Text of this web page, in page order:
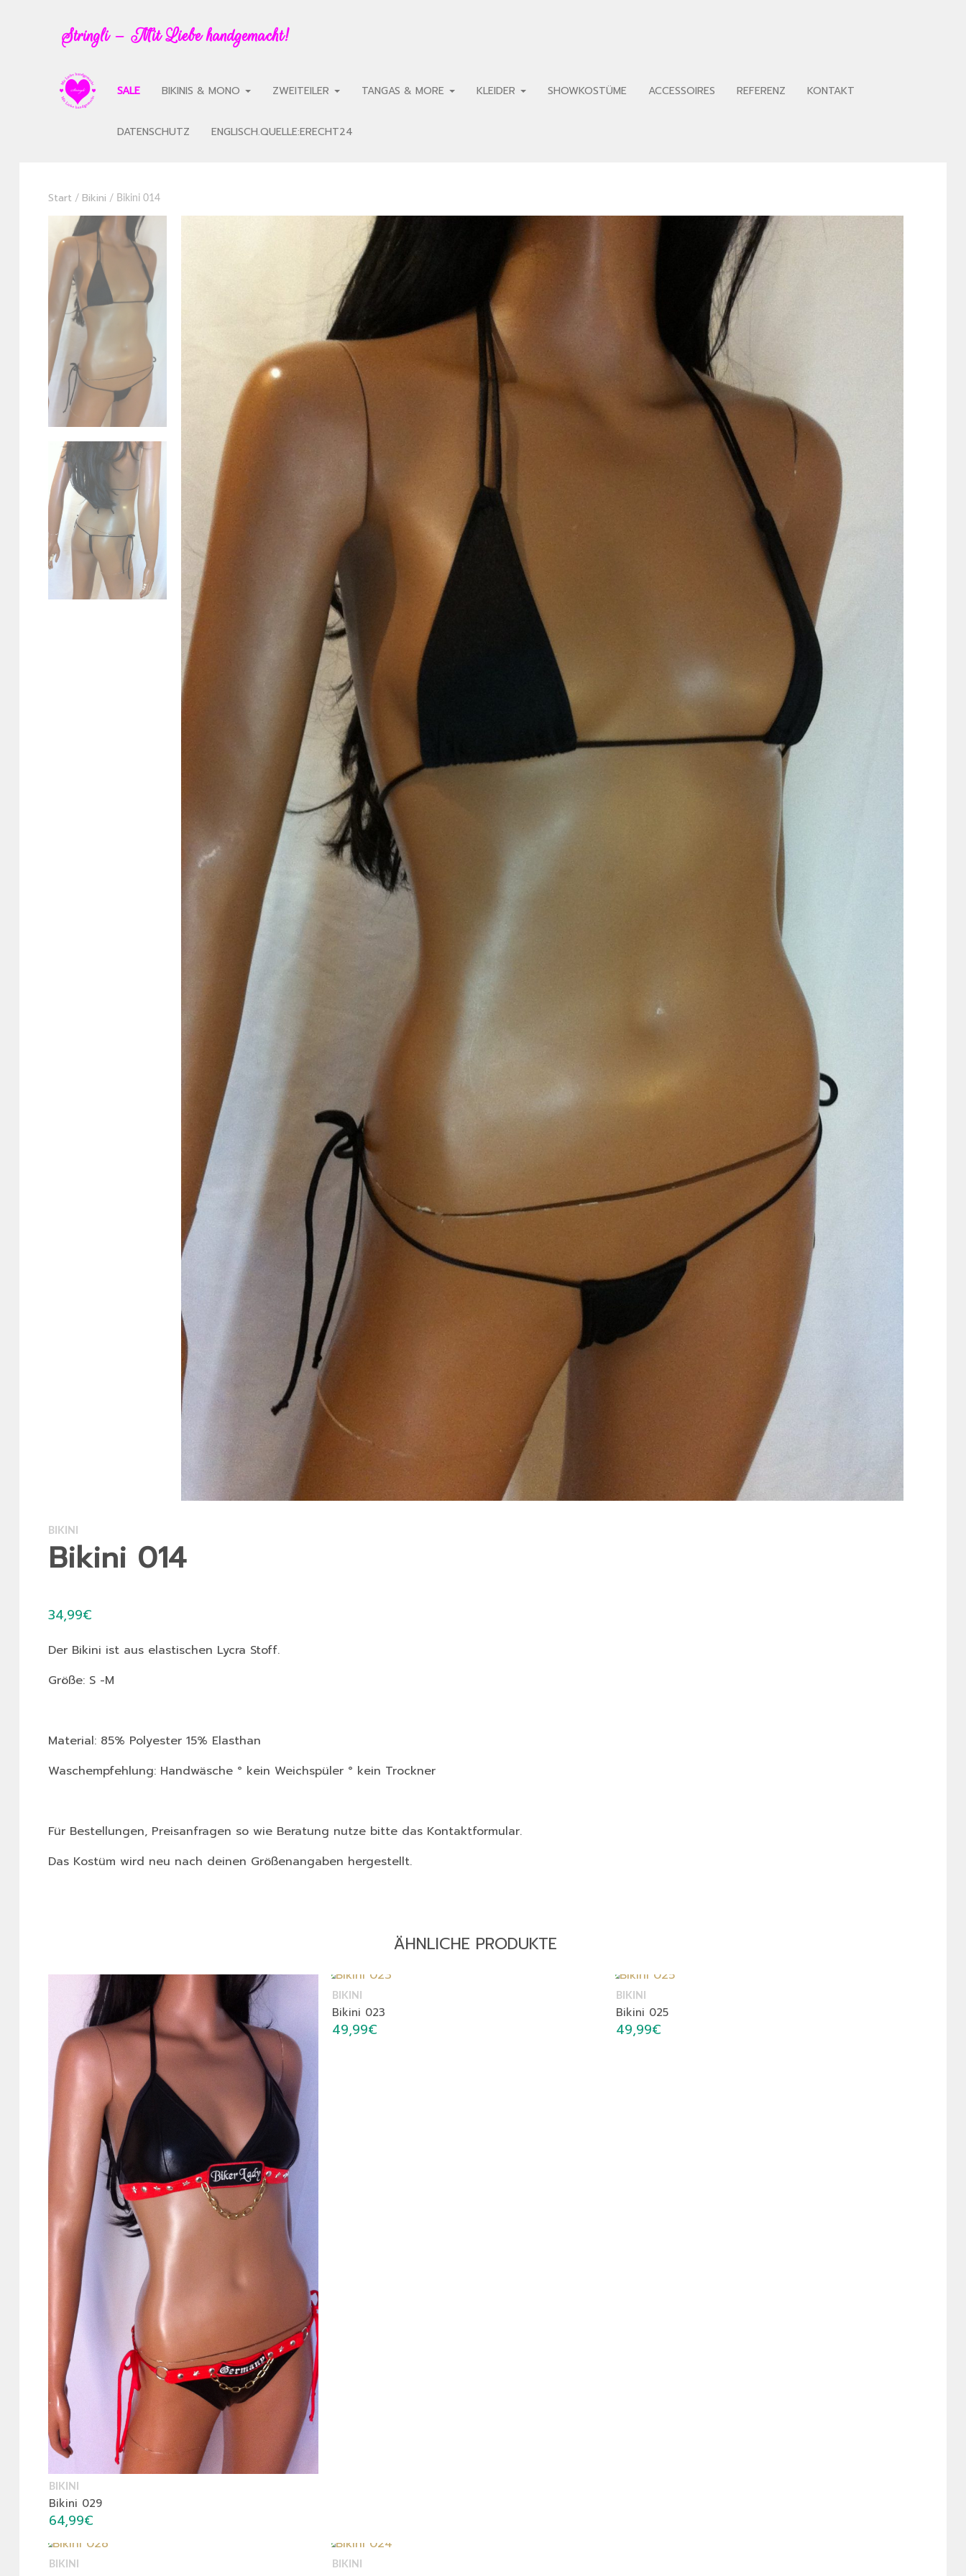
Stringli – Mit Liebe handgemacht!
SALE BIKINIS & MONO ZWEITEILER TANGAS & MORE KLEIDER SHOWKOSTÜME ACCESSOIRES REFERENZ KONTAKT
DATENSCHUTZ ENGLISCH.QUELLE:ERECHT24
Start / Bikini / Bikini 014
BIKINI
Bikini 014
34,99€
Der Bikini ist aus elastischen Lycra Stoff.
Größe: S -M
Material: 85% Polyester 15% Elasthan
Waschempfehlung: Handwäsche ° kein Weichspüler ° kein Trockner
Für Bestellungen, Preisanfragen so wie Beratung nutze bitte das Kontaktformular.
Das Kostüm wird neu nach deinen Größenangaben hergestellt.
ÄHNLICHE PRODUKTE
BIKINI
Bikini 029
64,99€
BIKINI
Bikini 023
49,99€
BIKINI
Bikini 025
49,99€
BIKINI BIKINI